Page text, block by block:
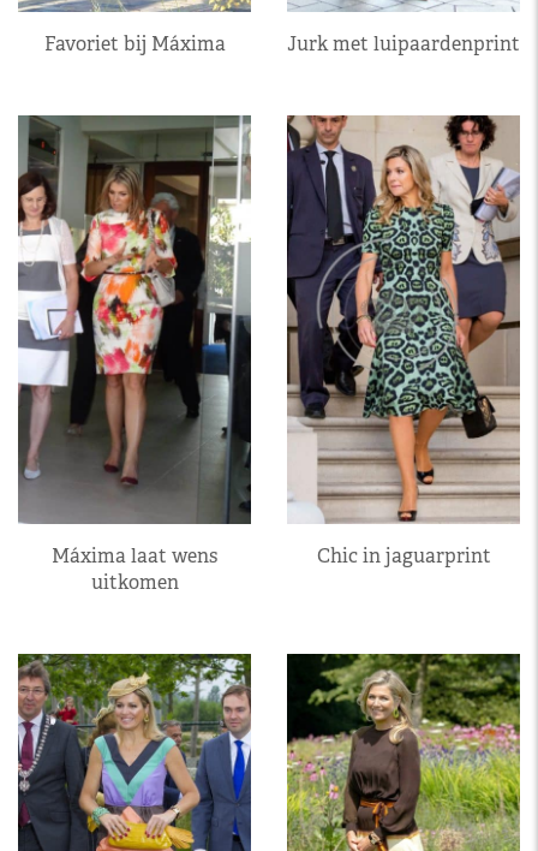
Favoriet bij Máxima Jurk met luipaardenprint
Máxima laat wens
uitkomen
Chic in jaguarprint